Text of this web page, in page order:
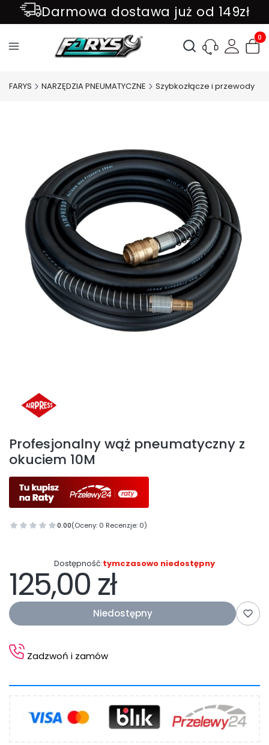
Darmowa dostawa już od 149zł
ZAPISZ SIĘ DO NEWSLETTER !!!
Otwórz
FARYS NARZĘDZIA PNEUMATYCZNE Szybkozłącze i przewody
Profesjonalny wąż pneumatyczny z
okuciem 10M
0.00(Oceny: 0 Recenzje: 0)
Dostępność:tymczasowo niedostępny
Cena
125,00 zł
Niedostępny
Zadzwoń i zamów